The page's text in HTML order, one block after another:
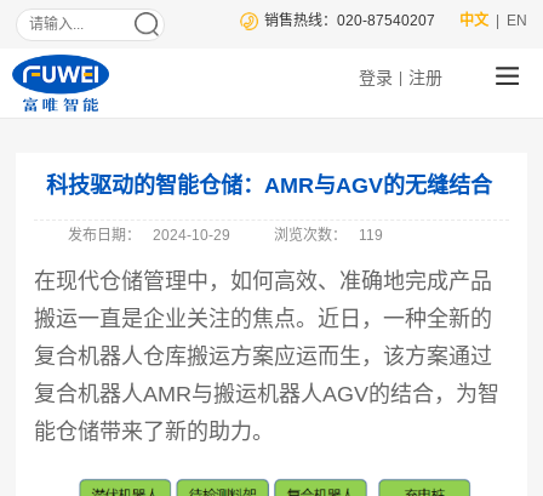
| EN
中文
销售热线：020-87540207
登录 注册
科技驱动的智能仓储：AMR与AGV的无缝结合
发布日期： 2024-10-29 浏览次数： 119
在现代仓储管理中，如何高效、准确地完成产品
搬运一直是企业关注的焦点。近日，一种全新的
复合机器人仓库搬运方案应运而生，该方案通过
复合机器人AMR与搬运机器人AGV的结合，为智
能仓储带来了新的助力。